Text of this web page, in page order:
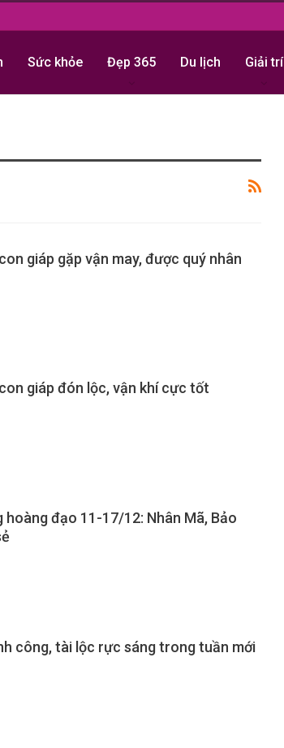
Sức khỏe Đẹp 365 Du lịch Giải trí
giáp gặp vận may, được quý nhân
giáp đón lộc, vận khí cực tốt
hoàng đạo 11-17/12: Nhân Mã, Bảo
công, tài lộc rực sáng trong tuần mới